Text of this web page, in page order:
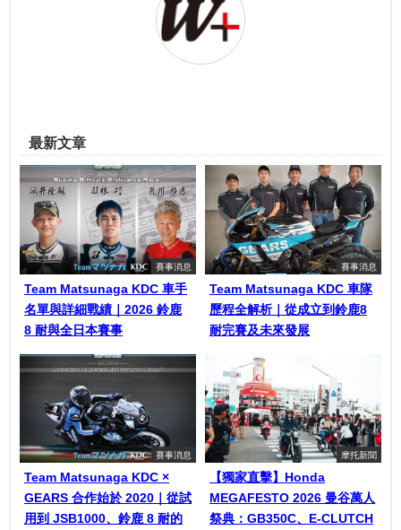
最新文章
賽事消息
Team Matsunaga KDC 車手
名單與詳細戰績｜2026 鈴鹿
8 耐與全日本賽事
賽事消息
Team Matsunaga KDC 車隊
歷程全解析｜從成立到鈴鹿8
耐完賽及未來發展
賽事消息
Team Matsunaga KDC ×
GEARS 合作始於 2020｜從試
用到 JSB1000、鈴鹿 8 耐的
摩托新聞
【獨家直擊】Honda
MEGAFESTO 2026 曼谷萬人
祭典：GB350C、E-CLUTCH